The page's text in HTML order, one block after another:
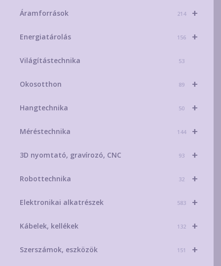
+
Áramforrások 214
+
Energiatárolás 156
Világítástechnika 53
+
Okosotthon 89
+
Hangtechnika 50
+
Méréstechnika 144
+
3D nyomtató, gravírozó, CNC 93
+
Robottechnika 32
+
Elektronikai alkatrészek 583
+
Kábelek, kellékek 132
+
Szerszámok, eszközök 151